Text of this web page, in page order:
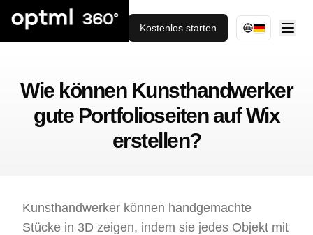
Kostenlos starten
Wie können Kunsthandwerker
gute Portfolioseiten auf Wix
erstellen?
Kunsthandwerker können handgemachte
Stücke in 3D zeigen, indem sie jedes Objekt mit